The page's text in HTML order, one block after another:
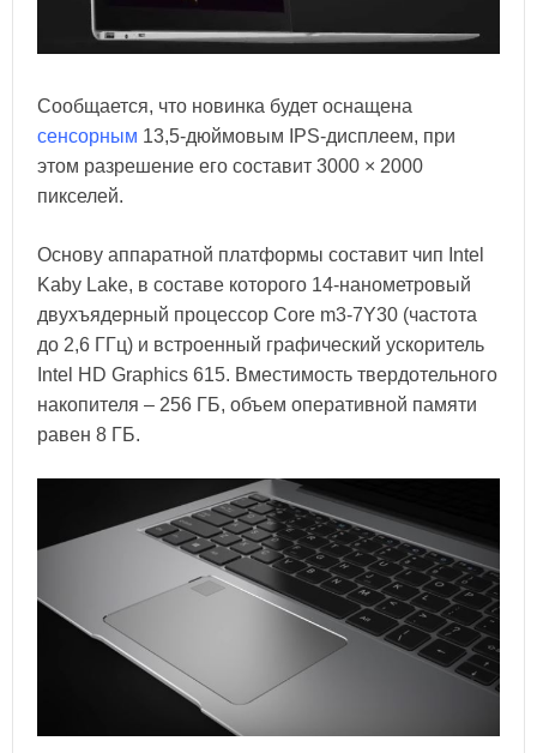
Сообщается, что новинка будет оснащена
сенсорным 13,5-дюймовым IPS-дисплеем, при
этом разрешение его составит 3000 × 2000
пикселей.
Основу аппаратной платформы составит чип Intel
Kaby Lake, в составе которого 14-нанометровый
двухъядерный процессор Core m3-7Y30 (частота
до 2,6 ГГц) и встроенный графический ускоритель
Intel HD Graphics 615. Вместимость твердотельного
накопителя – 256 ГБ, объем оперативной памяти
равен 8 ГБ.